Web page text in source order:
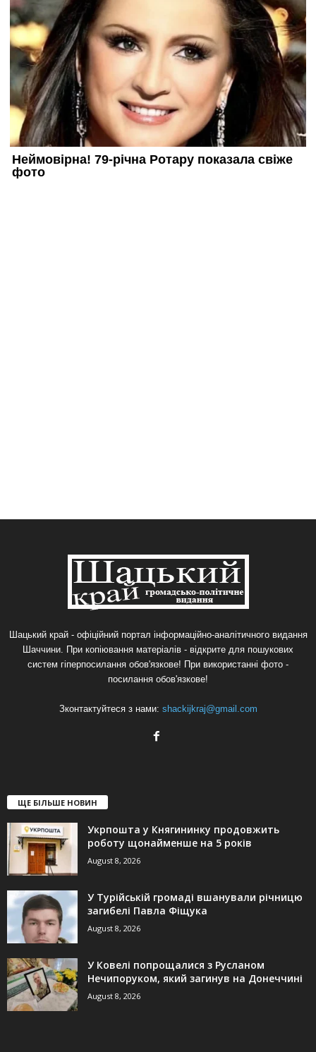
Шацький край - офіційний портал інформаційно-аналітичного видання
Шаччини. При копіювання матеріалів - відкрите для пошукових
систем гіперпосилання обов'язкове! При використанні фото -
посилання обов'язкове!
Зконтактуйтеся з нами: shackijkraj@gmail.com
ЩЕ БІЛЬШЕ НОВИН
Укрпошта у Княгининку продовжить
роботу щонайменше на 5 років
August 8, 2026
У Турійській громаді вшанували річницю
загибелі Павла Фіщука
August 8, 2026
У Ковелі попрощалися з Русланом
Нечипоруком, який загинув на Донеччині
August 8, 2026